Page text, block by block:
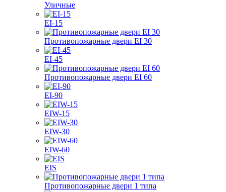
Уличные
EI-15
Противопожарные двери EI 30
EI-45
Противопожарные двери EI 60
EI-90
EIW-15
EIW-30
EIW-60
EIS
Противопожарные двери 1 типа